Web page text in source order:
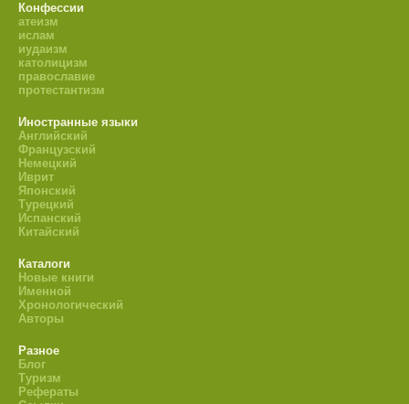
Конфессии
атеизм
ислам
иудаизм
католицизм
православие
протестантизм
Иностранные языки
Английский
Французский
Немецкий
Иврит
Японский
Турецкий
Испанский
Китайский
Каталоги
Новые книги
Именной
Хронологический
Авторы
Разное
Блог
Туризм
Рефераты